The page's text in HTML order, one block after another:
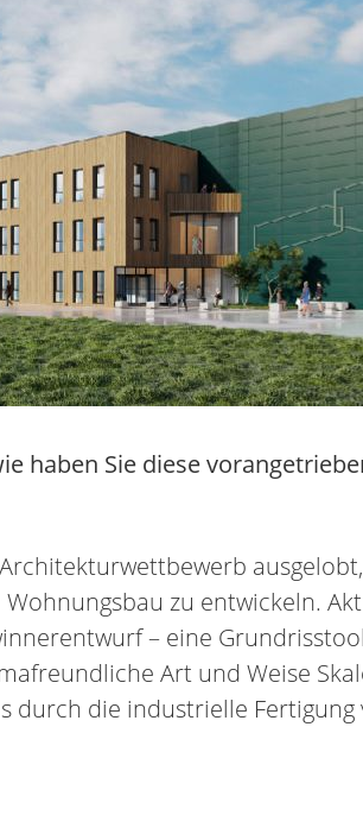
haben Sie diese
zu entwickeln.
– eine
Art und Weise
durch die industrielle